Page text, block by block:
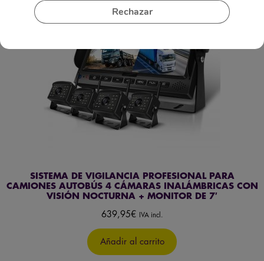
SISTEMA DE VIGILANCIA PROFESIONAL PARA
CAMIONES AUTOBÚS 4 CÁMARAS INALÁMBRICAS CON
VISIÓN NOCTURNA + MONITOR DE 7′
639,95€ IVA incl.
Añadir al carrito
Rechazar